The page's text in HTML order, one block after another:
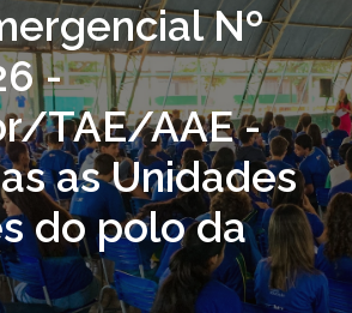
Nº
-
TAE/AAE -
as Unidades
do polo da